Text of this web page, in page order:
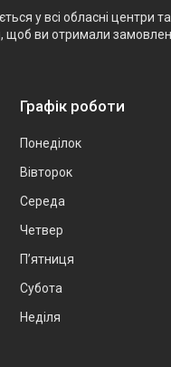
у всі обласні центри та
щоб ви отримали
Графік роботи
Понеділок
Вівторок
Середа
Четвер
Пʼятниця
Субота
Неділя